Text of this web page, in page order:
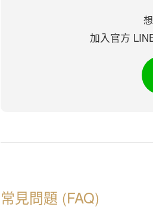
加入官方
常見問題 (FAQ)